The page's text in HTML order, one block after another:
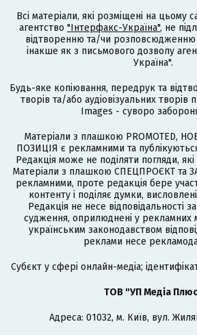
Всі матеріали, які розміщені на цьому
агентство "Інтерфакс-Україна", не
відтворенню та/чи розповсюдженню
інакше як з письмового дозволу
Україна".
Будь-яке копіювання, передрук та
творів та/або аудіовізуальних
Images - суворо
Матеріали з плашкою PROMOTED,
ПОЗИЦІЯ є рекламними та
Редакція може не поділяти погляди,
Матеріали з плашкою СПЕЦПРОЄКТ та
рекламними, проте редакція бере
контенту і поділяє думки,
Редакція не несе відповідальності
судження, оприлюднені у рекламних
українським законодавством
реклами несе
Cубєкт у сфері онлайн-медіа;
ТОВ "УП Медіа
Адреса: 01032, м. Київ, вул.